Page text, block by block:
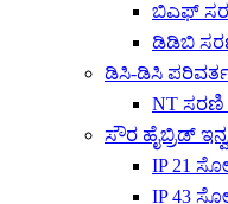
ಬಿಎಫ್
ಡಿಡಿಬಿ
ಡಿಸಿ-ಡಿಸಿ
NT ಸರಣಿ
ಸೌರ ಹೈಬ್ರಿಡ್
IP 21
IP 43